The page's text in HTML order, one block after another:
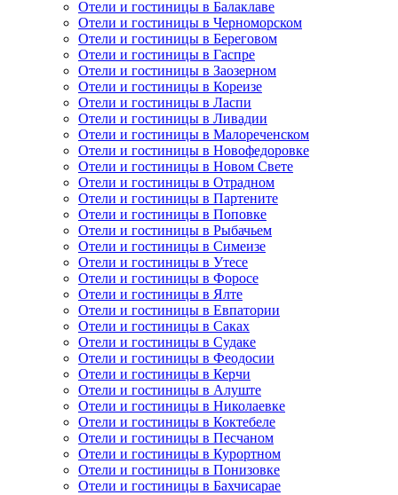
Отели и гостиницы в Балаклаве
Отели и гостиницы в Черноморском
Отели и гостиницы в Береговом
Отели и гостиницы в Гаспре
Отели и гостиницы в Заозерном
Отели и гостиницы в Кореизе
Отели и гостиницы в Ласпи
Отели и гостиницы в Ливадии
Отели и гостиницы в Малореченском
Отели и гостиницы в Новофедоровке
Отели и гостиницы в Новом Свете
Отели и гостиницы в Отрадном
Отели и гостиницы в Партените
Отели и гостиницы в Поповке
Отели и гостиницы в Рыбачьем
Отели и гостиницы в Симеизе
Отели и гостиницы в Утесе
Отели и гостиницы в Форосе
Отели и гостиницы в Ялте
Отели и гостиницы в Евпатории
Отели и гостиницы в Саках
Отели и гостиницы в Судаке
Отели и гостиницы в Феодосии
Отели и гостиницы в Керчи
Отели и гостиницы в Алуште
Отели и гостиницы в Николаевке
Отели и гостиницы в Коктебеле
Отели и гостиницы в Песчаном
Отели и гостиницы в Курортном
Отели и гостиницы в Понизовке
Отели и гостиницы в Бахчисарае